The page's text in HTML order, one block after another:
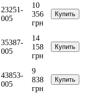
23251-
005
10
356
грн
Купить
35387-
005
14
158
грн
Купить
43853-
005
9
838
грн
Купить